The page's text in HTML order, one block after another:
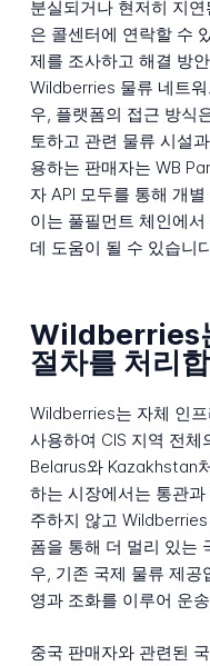
분실되거나 현저히 지
은 콜센터에 연락할 수
제를 조사하고 해결 방
Wildberries 물류 네트
우, 플랫폼의 접근 방식
토하고 관련 물류 시설
용하는 판매자는 WB
자 API 모두를 통해 개
이는 풀필먼트 체인에
데 도움이 될 수 있습니
Wildberries
절차를 처리
Wildberries는 자체 인
사용하여 CIS 지역 전체
Belarus와 Kazakhstan
하는 시장에서는 통관
주하지 않고
폼을 통해 더 멀리 있는
우, 기존 국제 물류 제
영과 조화를 이루어 운
중국 판매자와 관련된